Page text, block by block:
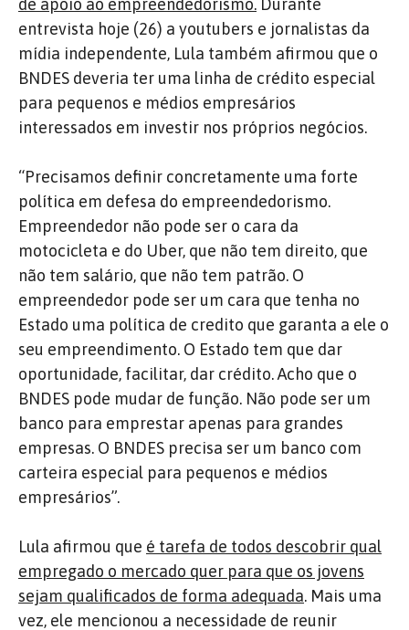
de apoio ao empreendedorismo. Durante
entrevista hoje (26) a youtubers e jornalistas da
mídia independente, Lula também afirmou que o
BNDES deveria ter uma linha de crédito especial
para pequenos e médios empresários
interessados em investir nos próprios negócios.
“Precisamos definir concretamente uma forte
política em defesa do empreendedorismo.
Empreendedor não pode ser o cara da
motocicleta e do Uber, que não tem direito, que
não tem salário, que não tem patrão. O
empreendedor pode ser um cara que tenha no
Estado uma política de credito que garanta a ele o
seu empreendimento. O Estado tem que dar
oportunidade, facilitar, dar crédito. Acho que o
BNDES pode mudar de função. Não pode ser um
banco para emprestar apenas para grandes
empresas. O BNDES precisa ser um banco com
carteira especial para pequenos e médios
empresários”.
Lula afirmou que é tarefa de todos descobrir qual
empregado o mercado quer para que os jovens
sejam qualificados de forma adequada. Mais uma
vez, ele mencionou a necessidade de reunir